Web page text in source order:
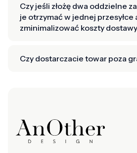
Czy jeśli złożę dwa oddzielne
je otrzymać w jednej przesyłce
zminimalizować koszty
Czy dostarczacie towar poza